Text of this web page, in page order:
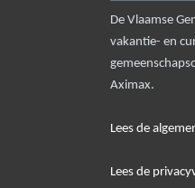
De Vlaamse
vakantie- en
Aximax.
Lees de
Lees de